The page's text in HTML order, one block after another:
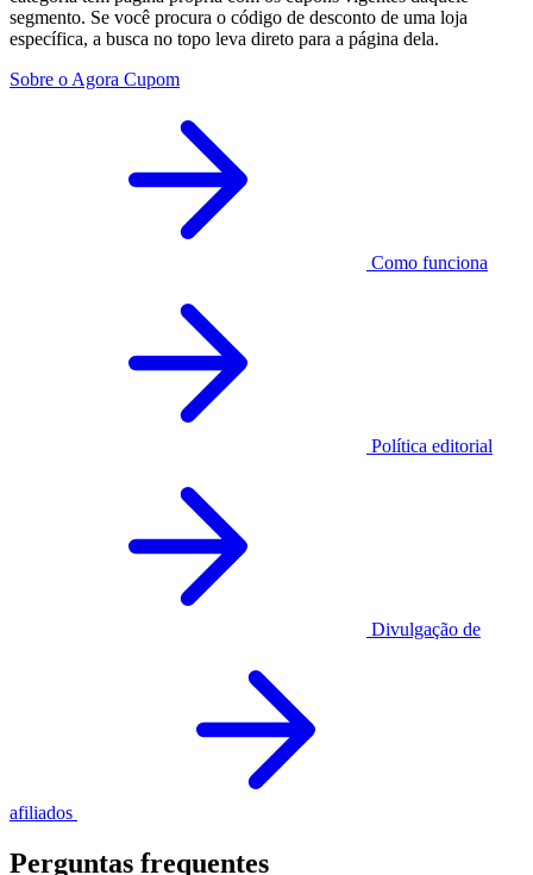
segmento. Se você procura o código de desconto de uma loja
específica, a busca no topo leva direto para a página dela.
Sobre o Agora Cupom
Como funciona
Política editorial
Divulgação de
afiliados
Perguntas frequentes